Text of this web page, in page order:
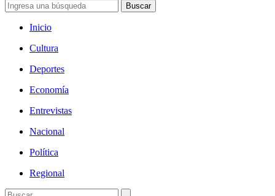
Buscar
Inicio
Cultura
Deportes
Economía
Entrevistas
Nacional
Política
Regional